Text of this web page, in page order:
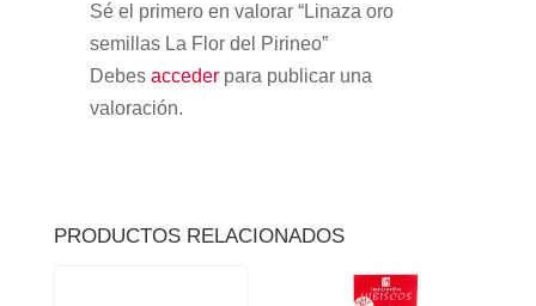
Sé el primero en valorar “Linaza oro
semillas La Flor del Pirineo”
Debes accederpara publicar una
valoración.
PRODUCTOS RELACIONADOS